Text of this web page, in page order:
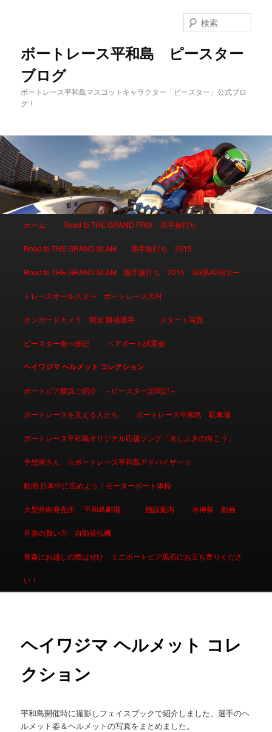
ボートレース平和島 ピースター
ブログ
ボートレース平和島マスコットキャラクター「ピースター」公式ブロ
グ！
索
メインコンテンツへ移動
サブコンテンツへ移動
ホーム Road to THE GRAND PRIX 面手旅打ち
Road to THE GRAND SLAM 面手旅打ち 2015
Road to THE GRAND SLAM 面手旅打ち 2015 SG第42回ボー
トレースオールスター ボートレース大村
オンボードカメラ 阿波 勝哉選手 スタート写真
ピースター食べ歩記 ペアボート試乗会
ヘイワジマ ヘルメット コレクション
ボートピア横浜ご紹介 ～ピースター訪問記～
ボートレースを支える人たち ボートレース平和島 駐車場
ボートレース平和島オリジナル応援ソング「水しぶきの向こう」
予想屋さん ☆ボートレース平和島アドバイザー☆
動画 日本中に広めよう！モーターボート体操
大型外向発売所 「平和島劇場」 施設案内 水神祭 動画
舟券の買い方 自動発払機
青森にお越しの際はぜひ、ミニボートピア黒石にお立ち寄りくださ
い！
ヘイワジマ ヘルメット コレ
クション
平和島開催時に撮影しフェイスブックで紹介しました、選手のヘ
ルメット姿＆ヘルメットの写真をまとめました。